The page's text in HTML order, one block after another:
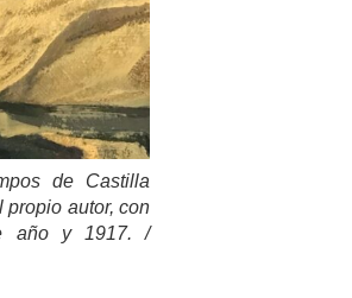
de Castilla
propio autor, con
año y 1917. /